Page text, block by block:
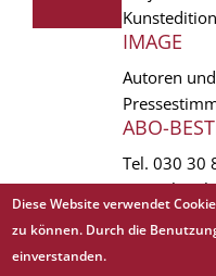
IMAGE
Autoren
ABO-
Tel. 030 30
Copyright © 1988 - 2026
Diese Website verwendet
zu können. Durch die
einverstanden.